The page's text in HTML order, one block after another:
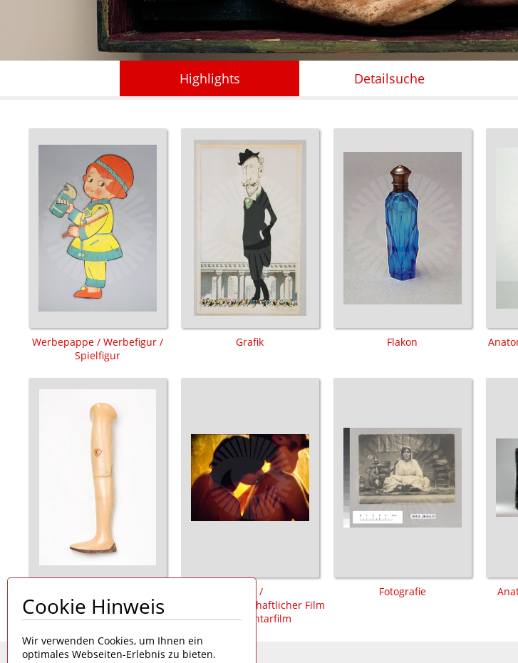
Highlights Detailsuche
Werbepappe / Werbefigur /
Spielfigur
Grafik Flakon
Oberschenkelprothese /
Badeprothese
Film /
populärwissenschaftlicher Film
/ Dokumentarfilm
Fotografie
Cookie Hinweis
Wir verwenden Cookies, um Ihnen ein
optimales Webseiten-Erlebnis zu bieten.